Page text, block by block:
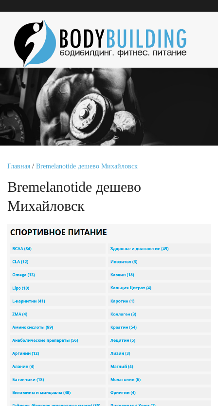
Главная / Bremelanotide дешево Михайловск
Bremelanotide дешево
Михайловск